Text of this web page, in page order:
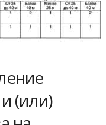
(или)